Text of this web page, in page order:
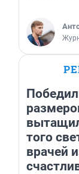
того
врачей